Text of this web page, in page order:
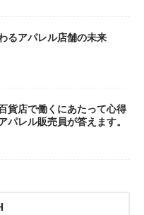
るアパレル店舗の未来
貨店で働くにあたって心得
パレル販売員が答えます。